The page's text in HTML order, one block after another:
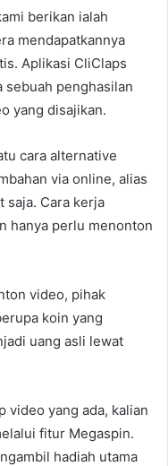
berikan ialah
mendapatkannya
Aplikasi CliClaps
sebuah penghasilan
yang disajikan.
cara alternative
via online, alias
saja. Cara kerja
hanya perlu menonton
video, pihak
koin yang
uang asli lewat
video yang ada, kalian
fitur Megaspin.
hadiah utama